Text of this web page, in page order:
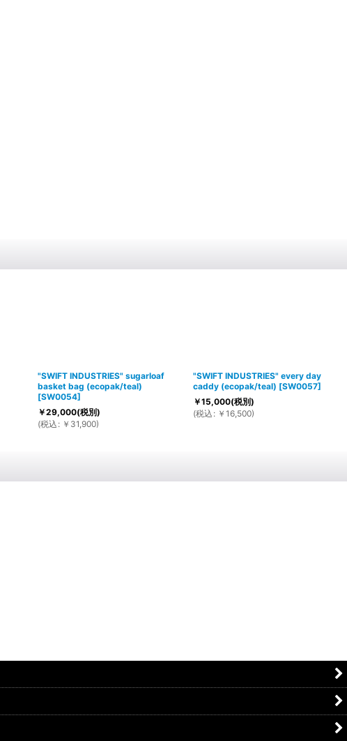
"SWIFT INDUSTRIES" sugarloaf
basket bag (ecopak/teal)
[SW0054]
￥29,000(税別)
(税込 : ￥ 31,900)
"SWIFT INDUSTRIES" every day
caddy (ecopak/teal) [SW0057]
￥15,000(税別)
(税込 : ￥ 16,500)